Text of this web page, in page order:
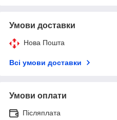
Умови доставки
Нова Пошта
Всі умови доставки
Умови оплати
Післяплата